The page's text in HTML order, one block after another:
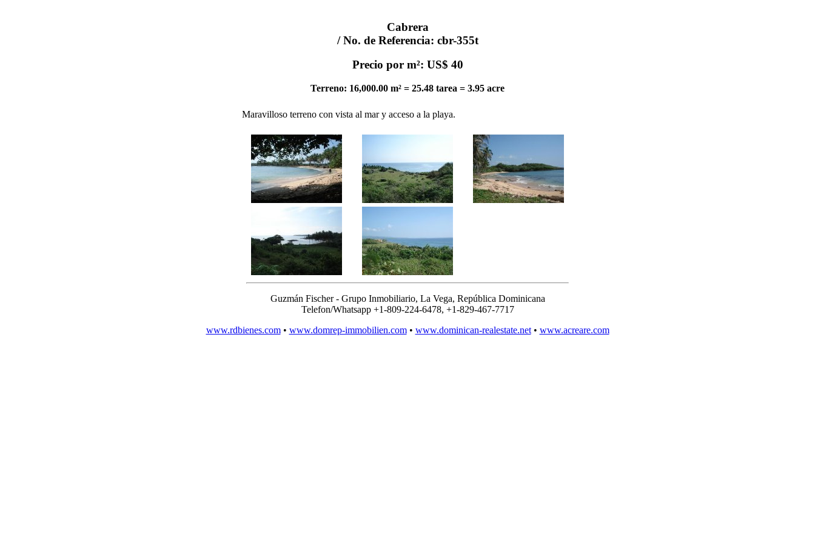
Cabrera
/ No. de Referencia: cbr-355t
Precio por m²: US$ 40
Terreno: 16,000.00 m² = 25.48 tarea = 3.95 acre
Maravilloso terreno con vista al mar y acceso a la playa.
Guzmán Fischer - Grupo Inmobiliario, La Vega, República Dominicana
Telefon/Whatsapp +1-809-224-6478, +1-829-467-7717
www.rdbienes.com• www.domrep-immobilien.com• www.dominican-realestate.net• www.acreare.com